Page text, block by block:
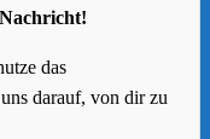
Nachricht!
das
darauf, von dir zu